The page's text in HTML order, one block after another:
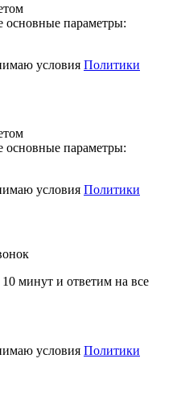
основные параметры:
условия Политики
основные параметры:
условия Политики
минут и ответим на все
условия Политики